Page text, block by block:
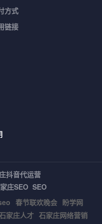
方式
链接
抖音代运营
庄SEO SEO
春节联欢晚会 盼学网
家庄人才 石家庄网络营销